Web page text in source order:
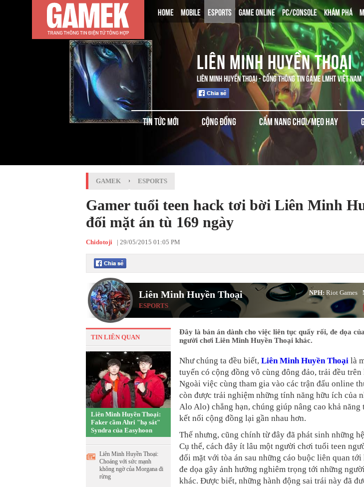
HOME MOBILE ESPORTS GAME ONLINE PC/CONSOLE KHÁM PHÁ
LIÊN MINH HUYỀN THOẠI
LIÊN MINH HUYỀN THOẠI - CỔNG THÔNG TIN GAME LMHT VIỆT NAM
TIN TỨC MỚI CỘNG ĐỒNG CẨM NANG CHƠI/MẸO HAY
GAMEK › ESPORTS
Gamer tuổi teen hack tơi bời Liên Minh
đối mặt án tù 169 ngày
Chidotoji | 29/05/2015 01:05 PM
Liên Minh Huyền Thoại
ESPORTS
Riot Games
NPH:
TIN LIÊN QUAN
Liên Minh Huyền Thoại:
Faker cầm Ahri "hạ sát"
Syndra của Easyhoon
Liên Minh Huyền Thoại:
Choáng với sức mạnh
không ngờ của Morgana đi
rừng
Đây là bản án dành cho việc liên tục quấy rối, đe dọa
người chơi Liên Minh Huyền Thoại khác.
Như chúng ta đều biết, Liên Minh Huyền Thoại là
tuyến có cộng đồng vô cùng đông đảo, trải đều
Ngoài việc cùng tham gia vào các trận đấu online
còn được trải nghiệm những tính năng hữu ích của
Alo Alo) chẳng hạn, chúng giúp nâng cao khả năng
kết nối cộng đồng lại gần nhau hơn.
Thế nhưng, cũng chính từ đây đã phát sinh những
Cụ thể, cách đây ít lâu một người chơi tuổi teen
đối mặt với tòa án sau những cáo buộc liên quan
đe dọa gây ảnh hưởng nghiêm trọng tới những
khác. Được biết, những hành động sai trái này đã